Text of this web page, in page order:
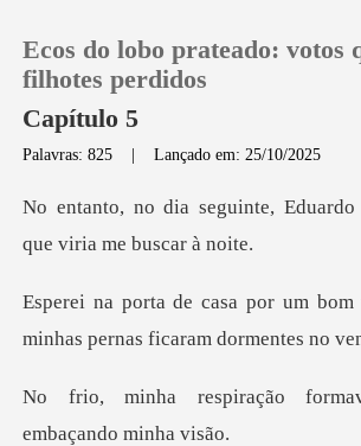
Loja
Histórico
Ecos do lobo prateado: votos
filhotes perdidos
Capítulo 5
Palavras: 825 |Lançado em: 25/10/2025
,
om
minhas pernas
ção